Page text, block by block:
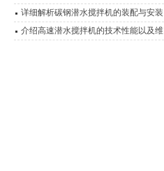
大应用
详细解析碳钢潜水搅拌机的装配与安装
介绍高速潜水搅拌机的技术性能以及维